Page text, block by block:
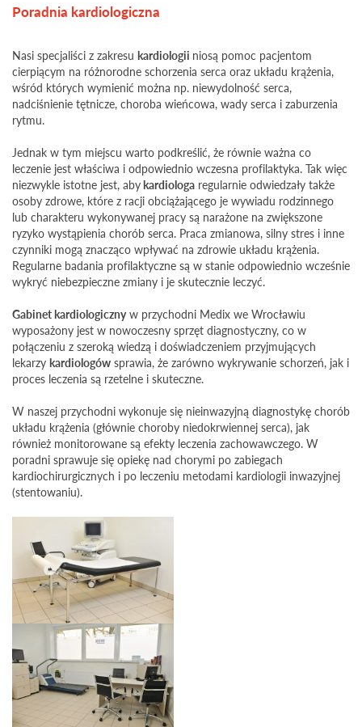
Poradnia kardiologiczna
Nasi specjaliści z zakresu kardiologii niosą pomoc pacjentom
cierpiącym na różnorodne schorzenia serca oraz układu krążenia,
wśród których wymienić można np. niewydolność serca,
nadciśnienie tętnicze, choroba wieńcowa, wady serca i zaburzenia
rytmu.
Jednak w tym miejscu warto podkreślić, że równie ważna co
leczenie jest właściwa i odpowiednio wczesna profilaktyka. Tak więc
niezwykle istotne jest, abykardiologa regularnie odwiedzały także
osoby zdrowe, które z racji obciążającego je wywiadu rodzinnego
lub charakteru wykonywanej pracy są narażone na zwiększone
ryzyko wystąpienia chorób serca. Praca zmianowa, silny stres i inne
czynniki mogą znacząco wpływać na zdrowie układu krążenia.
Regularne badania profilaktyczne są w stanie odpowiednio wcześnie
wykryć niebezpieczne zmiany i je skutecznie leczyć.
Gabinet kardiologicznyw przychodni Medix we Wrocławiu
wyposażony jest w nowoczesny sprzęt diagnostyczny, co w
połączeniu z szeroką wiedzą i doświadczeniem przyjmujących
lekarzy kardiologów sprawia, że zarówno wykrywanie schorzeń, jak i
proces leczenia są rzetelne i skuteczne.
W naszej przychodni wykonuje się nieinwazyjną diagnostykę chorób
układu krążenia (głównie choroby niedokrwiennej serca), jak
również monitorowane są efekty leczenia zachowawczego. W
poradni sprawuje się opiekę nad chorymi po zabiegach
kardiochirurgicznych i po leczeniu metodami kardiologii inwazyjnej
(stentowaniu).